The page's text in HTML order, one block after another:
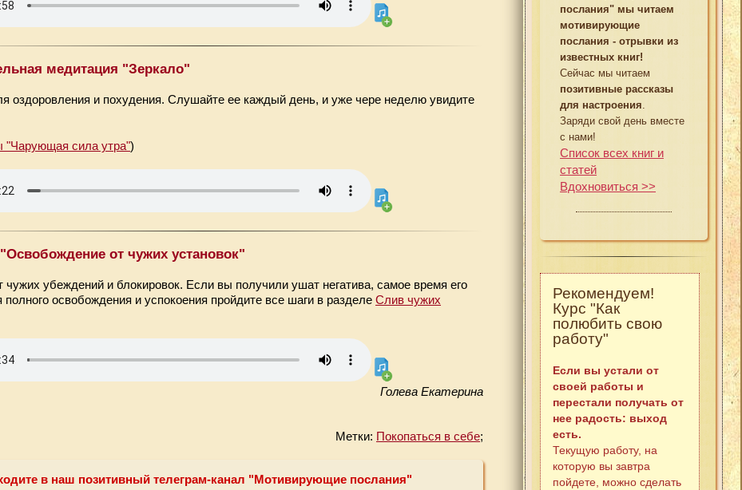
медитация "Зеркало"
оздоровления и похудения. Слушайте ее каждый день, и уже чере неделю увидите
"Чарующая сила утра")
от чужих установок"
чужих убеждений и блокировок. Если вы получили ушат негатива, самое время его
полного освобождения и успокоения пройдите все шаги в разделе Слив чужих
Голева Екатерина
Метки: Покопаться в себе;
в наш позитивный телеграм-канал "Мотивирующие послания"
послания" мы читаем
мотивирующие
послания - отрывки из
известных книг!
Сейчас мы читаем
позитивные рассказы
для настроения
Заряди свой день вместе
с нами!
Список всех книг и
статей
Вдохновиться >>
Рекомендуем!
Курс "Как
полюбить свою
работу"
Если вы устали от
своей работы и
перестали получать от
нее радость: выход
есть.
Текущую работу, на
которую вы завтра
пойдете, можно сделать